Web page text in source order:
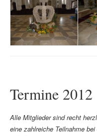
Termine 2012
Alle Mitglieder sind recht
eine zahlreiche Teilnahme